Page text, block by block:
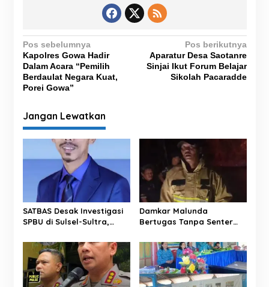
N
a
v
i
g
a
i
o
s
Pos sebelumnya
Kapolres Gowa Hadir
Dalam Acara “Pemilih
Berdaulat Negara Kuat,
Porei Gowa”
Pos berikutnya
Aparatur Desa Saotanre
Sinjai Ikut Forum Belajar
Sikolah Pacaradde
Jangan Lewatkan
SATBAS Desak Investigasi
SPBU di Sulsel-Sultra,
Pelayanan hingga
Kesejahteraan Karyawan
Damkar Malunda
Bertugas Tanpa Senter
Hutan di Malam Hari